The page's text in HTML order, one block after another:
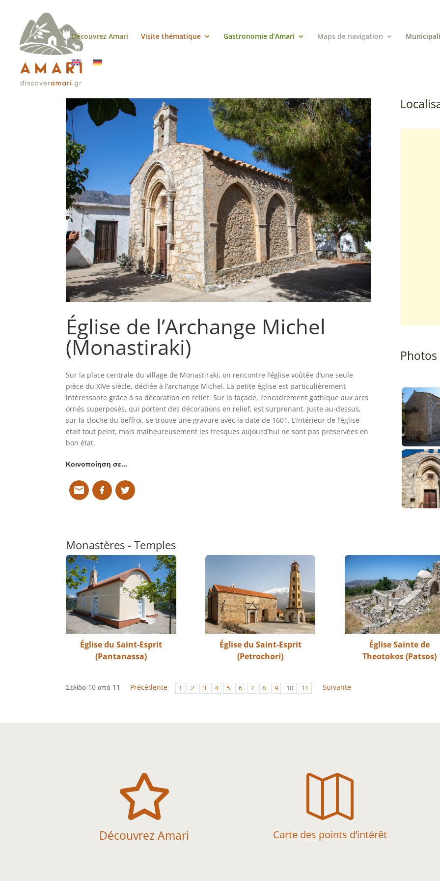
Découvrez Amari Visite thématique Gastronomie d’Amari Maps de navigation
Église de l’Archange Michel
(Monastiraki)
Sur la place centrale du village de Monastiraki, on rencontre l’église voûtée d’une seule
pièce du XIVe siècle, dédiée à l’archange Michel. La petite église est particulièrement
intéressante grâce à sa décoration en relief. Sur la façade, l’encadrement gothique aux arcs
ornés superposés, qui portent des décorations en relief, est surprenant. Juste au-dessus,
sur la cloche du beffroi, se trouve une gravure avec la date de 1601. L’intérieur de l’église
était tout peint, mais malheureusement les fresques aujourd’hui ne sont pas préservées en
bon état.
Κοινοποίηση σε…
Photos
Monastères - Temples
Église du Saint-Esprit
(Pantanassa)
Église du Saint-Esprit
(Petrochori)
Église Sainte de
Theotokos (Patsos)
Σελίδα 10 από 11 Précédente 1 2 3 4 5 6 7 8 9 10 11 Suivante

Découvrez Amari

Carte des points d’intérêt